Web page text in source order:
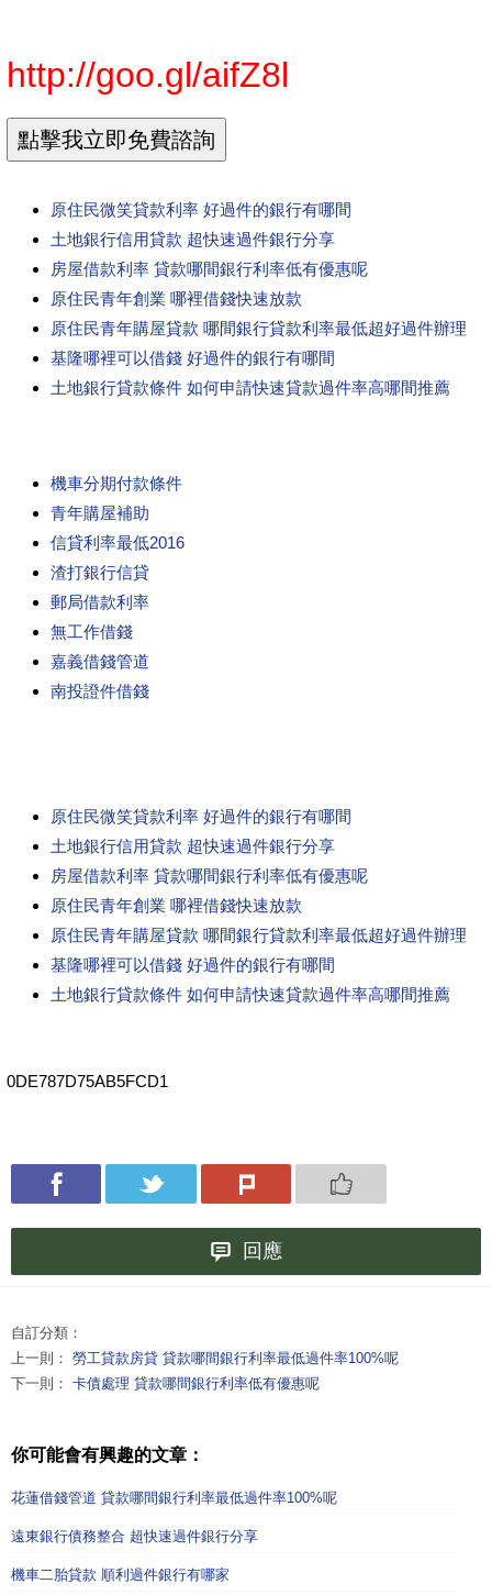
http://goo.gl/aifZ8l
原住民微笑貸款利率 好過件的銀行有哪間
土地銀行信用貸款 超快速過件銀行分享
房屋借款利率 貸款哪間銀行利率低有優惠呢
原住民青年創業 哪裡借錢快速放款
原住民青年購屋貸款 哪間銀行貸款利率最低超好過件辦理
基隆哪裡可以借錢 好過件的銀行有哪間
土地銀行貸款條件 如何申請快速貸款過件率高哪間推薦
機車分期付款條件
青年購屋補助
信貸利率最低2016
渣打銀行信貸
郵局借款利率
無工作借錢
嘉義借錢管道
南投證件借錢
原住民微笑貸款利率 好過件的銀行有哪間
土地銀行信用貸款 超快速過件銀行分享
房屋借款利率 貸款哪間銀行利率低有優惠呢
原住民青年創業 哪裡借錢快速放款
原住民青年購屋貸款 哪間銀行貸款利率最低超好過件辦理
基隆哪裡可以借錢 好過件的銀行有哪間
土地銀行貸款條件 如何申請快速貸款過件率高哪間推薦
0DE787D75AB5FCD1
回應
自訂分類：
上一則： 勞工貸款房貸 貸款哪間銀行利率最低過件率100%呢
下一則： 卡債處理 貸款哪間銀行利率低有優惠呢
你可能會有興趣的文章：
花蓮借錢管道 貸款哪間銀行利率最低過件率100%呢
遠東銀行債務整合 超快速過件銀行分享
機車二胎貸款 順利過件銀行有哪家